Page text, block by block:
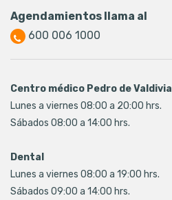
Agendamientos llama al
600 006 1000
Centro médico Pedro de Valdivia
Lunes a viernes 08:00 a 20:00 hrs.
Sábados 08:00 a 14:00 hrs.
Dental
Lunes a viernes 08:00 a 19:00 hrs.
Sábados 09:00 a 14:00 hrs.